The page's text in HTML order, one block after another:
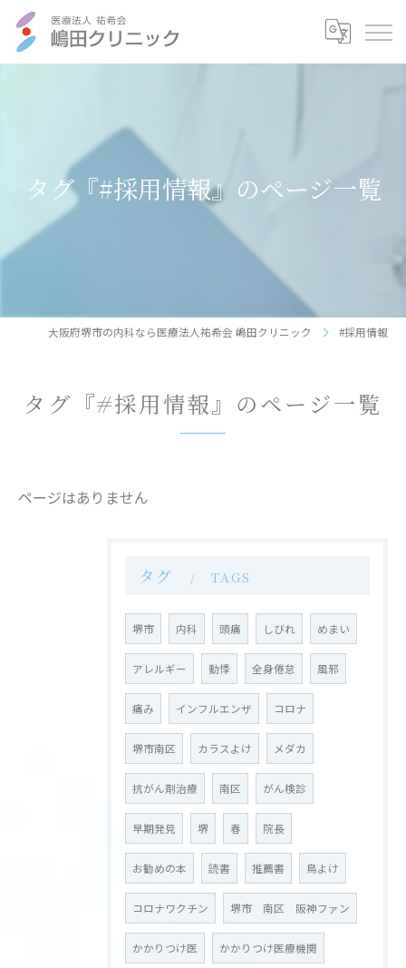
タグ『#採用情報』のページ一覧
大阪府堺市の内科なら医療法人祐希会 嶋田クリニック #採用情報
タグ『#採用情報』のページ一覧
ページはありません
タグ TAGS
堺市 内科 頭痛 しびれ めまい
アレルギー 動悸 全身倦怠 風邪
痛み インフルエンザ コロナ
堺市南区 カラスよけ メダカ
抗がん剤治療 南区 がん検診
早期発見 堺 春 院長
お勧めの本 読書 推薦書 鳥よけ
コロナワクチン 堺市 南区 阪神ファン
かかりつけ医 かかりつけ医療機関